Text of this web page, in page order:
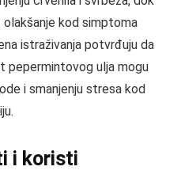
kod simptoma
istraživanja potvrđuju da
pepermintovog ulja mogu
i smanjenju stresa kod
i koristi